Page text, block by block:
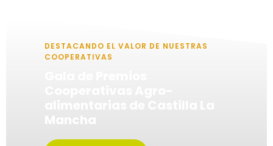
DESTACANDO EL VALOR DE NUESTRAS
COOPERATIVAS